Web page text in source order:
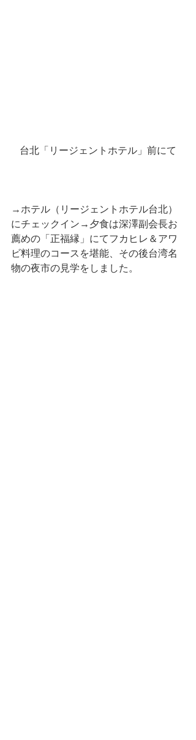
台北「リージェントホテル」前にて
→ホテル（リージェントホテル台北）
にチェックイン→夕食は深澤副会長お
薦めの「正福縁」にてフカヒレ＆アワ
ビ料理のコースを堪能、その後台湾名
物の夜市の見学をしました。